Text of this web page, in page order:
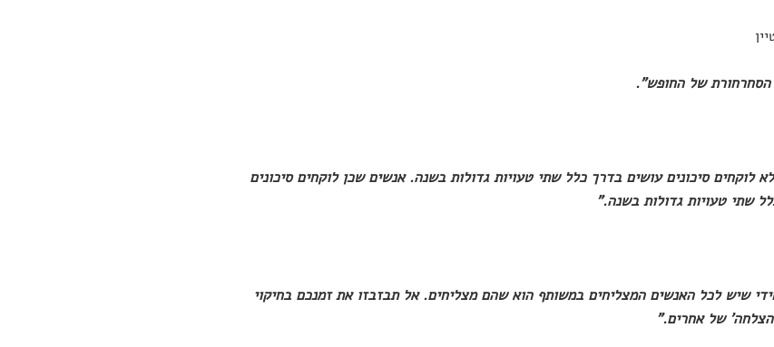
לוקחים סיכונים עושים בדרך כלל שתי טעויות גדולות בשנה. אנשים שכן לוקחים סיכונים
שתי טעויות גדולות בשנה."
שיש לכל האנשים המצליחים במשותף הוא שהם מצליחים. אל תבזבזו את זמנכם בחיקוי
של אחרים."